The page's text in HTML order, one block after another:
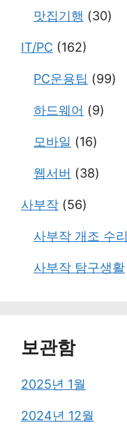
맛집기행 (30)
IT/PC (162)
PC운용팁 (99)
하드웨어 (9)
모바일 (16)
웹서버 (38)
사부작 (56)
사부작 개조 수리
사부작 탐구생활
보관함
2025년 1월
2024년 12월